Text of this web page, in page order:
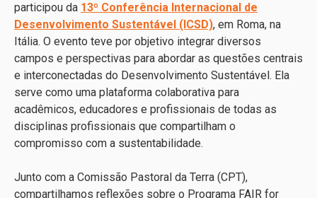
participou da 13º Conferência Internacional de
Desenvolvimento Sustentável (ICSD), em Roma, na
Itália. O evento teve por objetivo integrar diversos
campos e perspectivas para abordar as questões centrais
e interconectadas do Desenvolvimento Sustentável. Ela
serve como uma plataforma colaborativa para
acadêmicos, educadores e profissionais de todas as
disciplinas profissionais que compartilham o
compromisso com a sustentabilidade.
Junto com a Comissão Pastoral da Terra (CPT),
compartilhamos reflexões sobre o Programa FAIR for